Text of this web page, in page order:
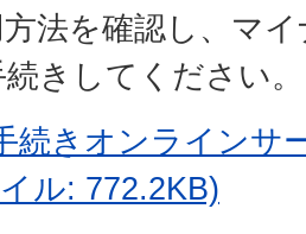
法を確認し、マ
きしてください。
続きオンラインサ
ル: 772.2KB)